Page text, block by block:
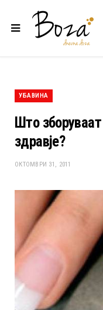
УБАВИНА
Што
здравје?
ОКТОМВРИ 31, 2011